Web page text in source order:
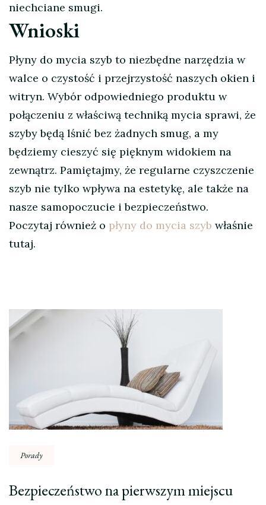
niechciane smugi.
Wnioski
Płyny do mycia szyb to niezbędne narzędzia w
walce o czystość i przejrzystość naszych okien i
witryn. Wybór odpowiedniego produktu w
połączeniu z właściwą techniką mycia sprawi, że
szyby będą lśnić bez żadnych smug, a my
będziemy cieszyć się pięknym widokiem na
zewnątrz. Pamiętajmy, że regularne czyszczenie
szyb nie tylko wpływa na estetykę, ale także na
nasze samopoczucie i bezpieczeństwo.
Poczytaj również o płyny do mycia szyb właśnie
tutaj.
Nawigacja
wpisu
Porady
Bezpieczeństwo na pierwszym miejscu